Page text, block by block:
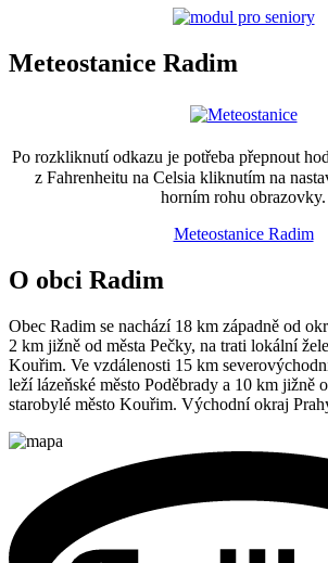
Meteostanice Radim
Po rozkliknutí odkazu je potřeba přepnout
z Fahrenheitu na Celsia kliknutím na
horním rohu obrazovky.
Meteostanice Radim
O obci Radim
Obec Radim se nachází 18 km západně od
2 km jižně od města Pečky, na trati lokální
Kouřim. Ve vzdálenosti 15 km
leží lázeňské město Poděbrady a 10 km jižně
starobylé město Kouřim. Východní okraj